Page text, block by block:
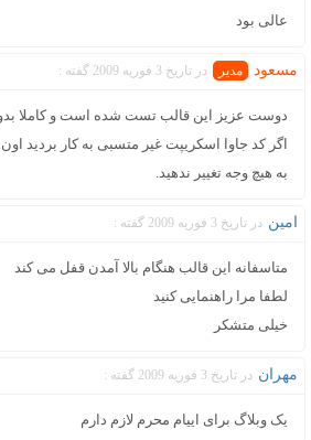
عالی بود
مسعود در تاریخ 3 فوریه 2009 گفته :
دوست عزیز این قالب تست شده است و کاملا
اگر کد جاوا اسکریپت غیر متسبی به کار بردید
به هیچ وجه تغییر ندهید.
امین در تاریخ 3 فوریه 2009 گفته :
متاسفانه این قالب هنگام بالا آمدن قفل می کند
لطفا مرا راهنمایی کنید
خیلی متشکر
مهران در تاریخ 3 فوریه 2009 گفته :
یک وبلاگ برای اییام محرم لازم دارم